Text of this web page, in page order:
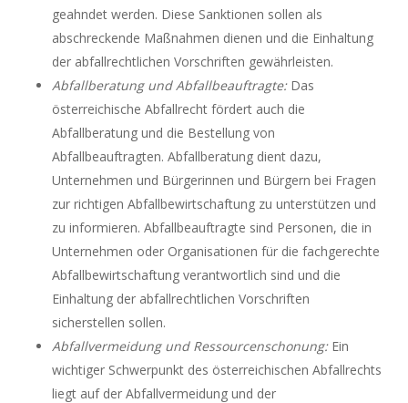
geahndet werden. Diese Sanktionen sollen als
abschreckende Maßnahmen dienen und die Einhaltung
der abfallrechtlichen Vorschriften gewährleisten.
Abfallberatung und Abfallbeauftragte:Das
österreichische Abfallrecht fördert auch die
Abfallberatung und die Bestellung von
Abfallbeauftragten. Abfallberatung dient dazu,
Unternehmen und Bürgerinnen und Bürgern bei Fragen
zur richtigen Abfallbewirtschaftung zu unterstützen und
zu informieren. Abfallbeauftragte sind Personen, die in
Unternehmen oder Organisationen für die fachgerechte
Abfallbewirtschaftung verantwortlich sind und die
Einhaltung der abfallrechtlichen Vorschriften
sicherstellen sollen.
Abfallvermeidung und Ressourcenschonung:Ein
wichtiger Schwerpunkt des österreichischen Abfallrechts
liegt auf der Abfallvermeidung und der